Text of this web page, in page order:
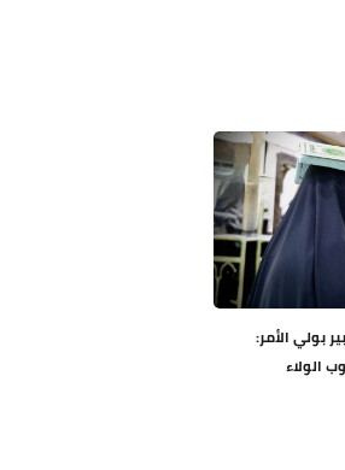
بولي الأمر:
الولاء